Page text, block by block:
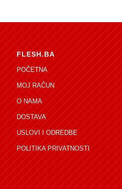
FLESH.BA
POČETNA
MOJ RAČUN
O NAMA
DOSTAVA
USLOVI I ODREDBE
POLITIKA PRIVATNOSTI